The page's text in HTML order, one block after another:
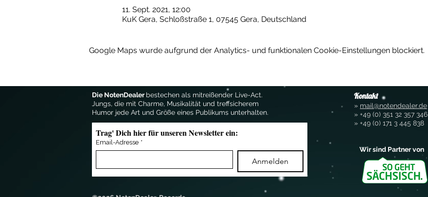
11. Sept. 2021, 12:00
KuK Gera, Schloßstraße 1, 07545 Gera, Deutschland
Google Maps wurde aufgrund der Analytics- und funktionalen Cookie-Einstellungen blockiert.
Die NotenDealerbestechen als mitreißender Live-Act.
Jungs, die mit Charme, Musikalität und treffsicherem
Humor jede Art und Größe eines Publikums unterhalten.
Trag' Dich hier für unseren Newsletter ein:
Email-Adresse *
Anmelden
Kontakt
» mail@notendealer.de
» +49 (0) 351 32 357 346
» +49 (0) 171 3 445 838
Wir sind Partner von